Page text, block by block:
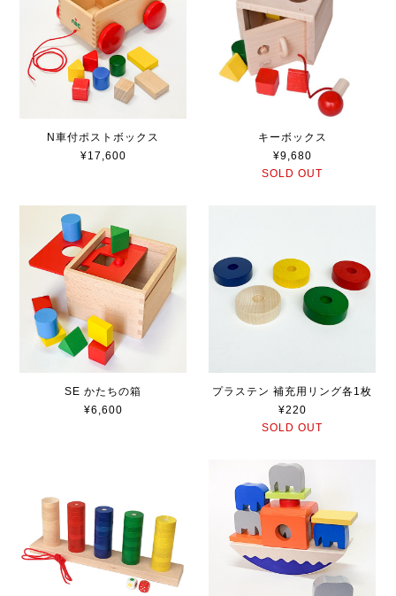
N車付ポストボックス
¥17,600
キーボックス
¥9,680
SOLD OUT
SE かたちの箱
¥6,600
プラステン 補充用リング各1枚
¥220
SOLD OUT